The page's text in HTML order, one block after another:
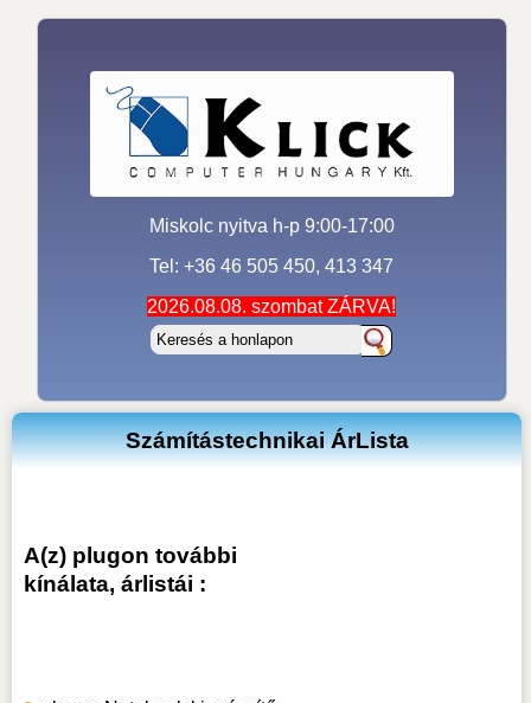
Miskolc nyitva h-p 9:00-17:00
Tel: +36 46 505 450, 413 347
2026.08.08. szombat ZÁRVA!
Számítástechnikai ÁrLista
A(z) plugon további
kínálata, árlistái :